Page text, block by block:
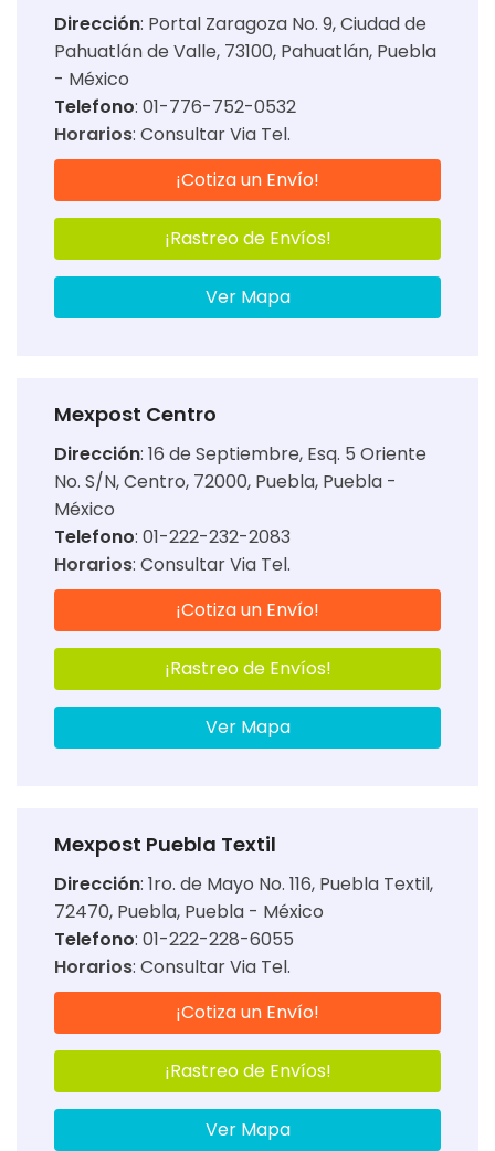
Dirección: Portal Zaragoza No. 9, Ciudad de
Pahuatlán de Valle, 73100, Pahuatlán, Puebla
- México
Telefono: 01-776-752-0532
Horarios: Consultar Via Tel.
¡Cotiza un Envío!
¡Rastreo de Envíos!
Ver Mapa
Mexpost Centro
Dirección: 16 de Septiembre, Esq. 5 Oriente
No. S/N, Centro, 72000, Puebla, Puebla -
México
Telefono: 01-222-232-2083
Horarios: Consultar Via Tel.
¡Cotiza un Envío!
¡Rastreo de Envíos!
Ver Mapa
Mexpost Puebla Textil
Dirección: 1ro. de Mayo No. 116, Puebla Textil,
72470, Puebla, Puebla - México
Telefono: 01-222-228-6055
Horarios: Consultar Via Tel.
¡Cotiza un Envío!
¡Rastreo de Envíos!
Ver Mapa